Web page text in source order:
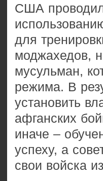
США
для
моджахедов,
мусульман,
режима. В
установить
афганских
иначе –
успеху, а
свои войска